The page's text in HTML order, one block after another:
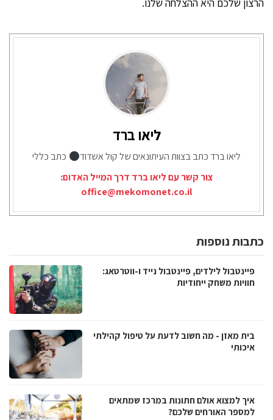
הרצון שלכם היא ההצלחה שלנו.
ליאו ברד
ליאו ברד כתב בצוות העיתונאים של קול אשדוד
כתב כללי
צור קשר עם ליאו ברד דרך המייל האדום:
office@mekomonet.co.il
כתבות נוספות
פיינטבול לילדים, פיינטבול נייד ו-ווטרטאג:
חוויות משחק ייחודיות
בית מאזן - מה חשוב לדעת על טיפול קהילתי
איכותי
איך למצוא אולם חתונות במרכז שמתאים
למספר האורחים שלכם?